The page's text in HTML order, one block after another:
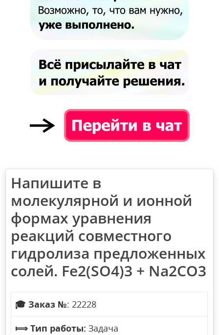
Напишите в
молекулярной и ионной
формах уравнения
реакций совместного
гидролиза предложенных
солей. Fe2(SO4)3 + Na2CO3
🎓 Заказ №: 22228
⟾ Тип работы: Задача